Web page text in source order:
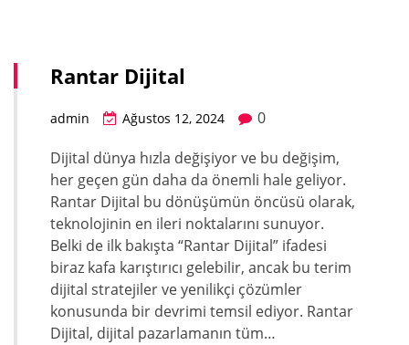
Rantar Dijital
admin Ağustos 12, 2024
0
Dijital dünya hızla değişiyor ve bu değişim,
her geçen gün daha da önemli hale geliyor.
Rantar Dijital bu dönüşümün öncüsü olarak,
teknolojinin en ileri noktalarını sunuyor.
Belki de ilk bakışta “Rantar Dijital” ifadesi
biraz kafa karıştırıcı gelebilir, ancak bu terim
dijital stratejiler ve yenilikçi çözümler
konusunda bir devrimi temsil ediyor. Rantar
Dijital, dijital pazarlamanın tüm…